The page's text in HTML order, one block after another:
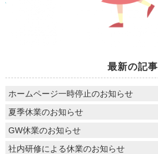
最新の記事
ホームページ一時停止のお知らせ
夏季休業のお知らせ
GW休業のお知らせ
社内研修による休業のお知らせ